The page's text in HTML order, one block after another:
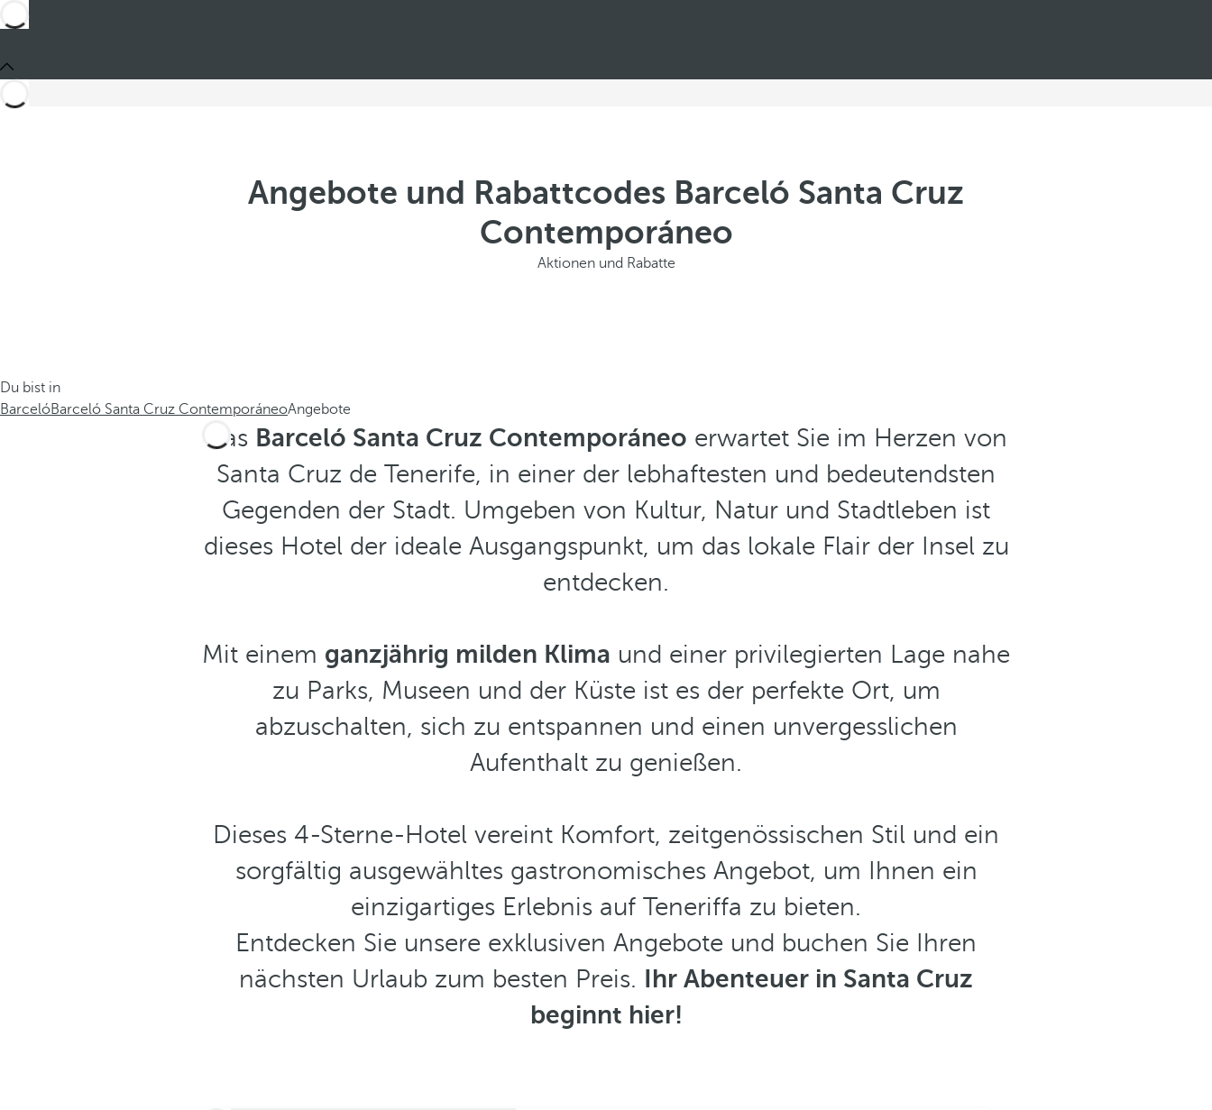
Angebote und Rabattcodes Barceló Santa Cruz
Contemporáneo
Aktionen und Rabatte
Du bist in
BarcelóBarceló Santa Cruz ContemporáneoAngebote
Das Barceló Santa Cruz Contemporáneo erwartet Sie im Herzen von
Santa Cruz de Tenerife, in einer der lebhaftesten und bedeutendsten
Gegenden der Stadt. Umgeben von Kultur, Natur und Stadtleben ist
dieses Hotel der ideale Ausgangspunkt, um das lokale Flair der Insel zu
entdecken.
Mit einem ganzjährig milden Klima und einer privilegierten Lage nahe
zu Parks, Museen und der Küste ist es der perfekte Ort, um
abzuschalten, sich zu entspannen und einen unvergesslichen
Aufenthalt zu genießen.
Dieses 4-Sterne-Hotel vereint Komfort, zeitgenössischen Stil und ein
sorgfältig ausgewähltes gastronomisches Angebot, um Ihnen ein
einzigartiges Erlebnis auf Teneriffa zu bieten.
Entdecken Sie unsere exklusiven Angebote und buchen Sie Ihren
nächsten Urlaub zum besten Preis. Ihr Abenteuer in Santa Cruz
beginnt hier!